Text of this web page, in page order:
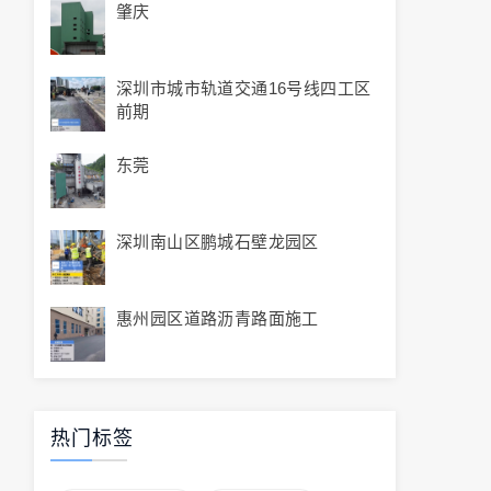
肇庆
深圳市城市轨道交通16号线四工区
前期
东莞
深圳南山区鹏城石壁龙园区
惠州园区道路沥青路面施工
热门标签